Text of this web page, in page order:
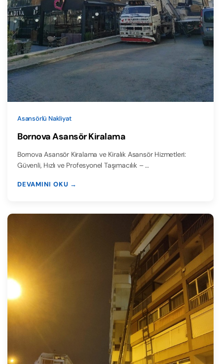
Asansörlü Nakliyat
Bornova Asansör Kiralama
Bornova Asansör Kiralama ve Kiralık Asansör Hizmetleri:
Güvenli, Hızlı ve Profesyonel Taşımacılık – …
DEVAMINI OKU →